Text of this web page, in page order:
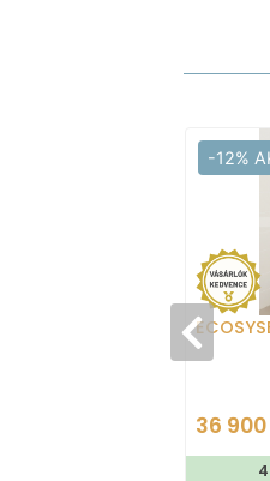
-12%
36 900